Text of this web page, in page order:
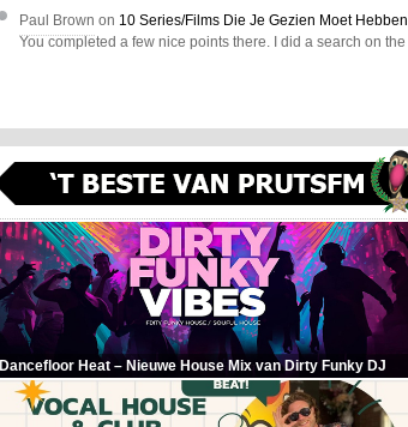
Paul Brown on 10 Series/Films Die Je Gezien Moet Hebben
You completed a few nice points there. I did a search on the
Dancefloor Heat – Nieuwe House Mix van Dirty Funky DJ